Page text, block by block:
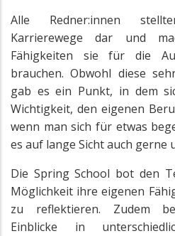
Alle Redner:innen
Karrierewege dar und
Fähigkeiten sie für die
brauchen. Obwohl diese
gab es ein Punkt, in dem
Wichtigkeit, den eigenen
wenn man sich für etwas
es auf lange Sicht auch gerne
Die Spring School bot den
Möglichkeit ihre eigenen
zu reflektieren. Zudem
Einblicke in